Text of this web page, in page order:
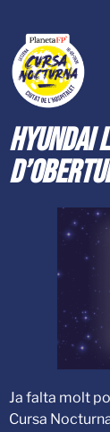
Hyundai
Ja falta molt
Cursa